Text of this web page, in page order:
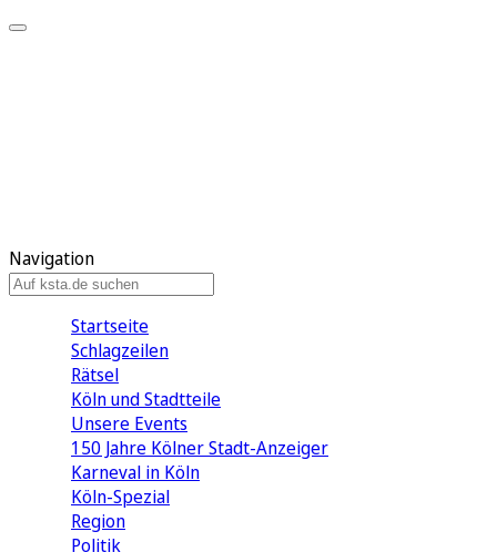
Navigation
Startseite
Schlagzeilen
Rätsel
Köln und Stadtteile
Unsere Events
150 Jahre Kölner Stadt-Anzeiger
Karneval in Köln
Köln-Spezial
Region
Politik